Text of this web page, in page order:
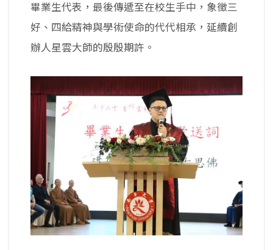
畢業生代表，最後傳遞至在校生手中，象徵三
好、四給精神與學術使命的代代相承，延續創
辦人星雲大師的殷殷期許。